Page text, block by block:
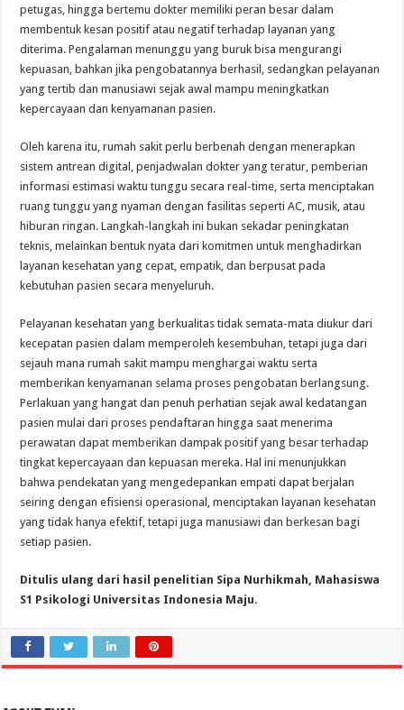
petugas, hingga bertemu dokter memiliki peran besar dalam
membentuk kesan positif atau negatif terhadap layanan yang
diterima. Pengalaman menunggu yang buruk bisa mengurangi
kepuasan, bahkan jika pengobatannya berhasil, sedangkan pelayanan
yang tertib dan manusiawi sejak awal mampu meningkatkan
kepercayaan dan kenyamanan pasien.
Oleh karena itu, rumah sakit perlu berbenah dengan menerapkan
sistem antrean digital, penjadwalan dokter yang teratur, pemberian
informasi estimasi waktu tunggu secara real-time, serta menciptakan
ruang tunggu yang nyaman dengan fasilitas seperti AC, musik, atau
hiburan ringan. Langkah-langkah ini bukan sekadar peningkatan
teknis, melainkan bentuk nyata dari komitmen untuk menghadirkan
layanan kesehatan yang cepat, empatik, dan berpusat pada
kebutuhan pasien secara menyeluruh.
Pelayanan kesehatan yang berkualitas tidak semata-mata diukur dari
kecepatan pasien dalam memperoleh kesembuhan, tetapi juga dari
sejauh mana rumah sakit mampu menghargai waktu serta
memberikan kenyamanan selama proses pengobatan berlangsung.
Perlakuan yang hangat dan penuh perhatian sejak awal kedatangan
pasien mulai dari proses pendaftaran hingga saat menerima
perawatan dapat memberikan dampak positif yang besar terhadap
tingkat kepercayaan dan kepuasan mereka. Hal ini menunjukkan
bahwa pendekatan yang mengedepankan empati dapat berjalan
seiring dengan efisiensi operasional, menciptakan layanan kesehatan
yang tidak hanya efektif, tetapi juga manusiawi dan berkesan bagi
setiap pasien.
Ditulis ulang dari hasil penelitian Sipa Nurhikmah, Mahasiswa
S1 Psikologi Universitas Indonesia Maju.